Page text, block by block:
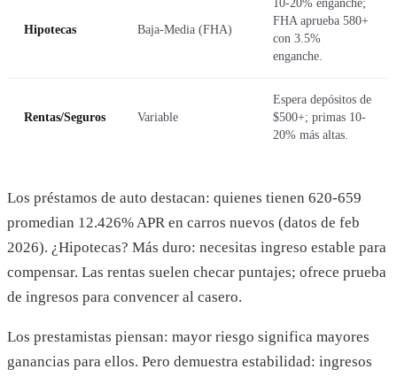
Hipotecas Baja-Media (FHA)
10-20% enganche;
FHA aprueba 580+
con 3.5%
enganche.
Rentas/Seguros Variable
Espera depósitos de
$500+; primas 10-
20% más altas.
Los préstamos de auto destacan: quienes tienen 620-659
promedian 12.426% APR en carros nuevos (datos de feb
2026). ¿Hipotecas? Más duro: necesitas ingreso estable para
compensar. Las rentas suelen checar puntajes; ofrece prueba
de ingresos para convencer al casero.
Los prestamistas piensan: mayor riesgo significa mayores
ganancias para ellos. Pero demuestra estabilidad: ingresos